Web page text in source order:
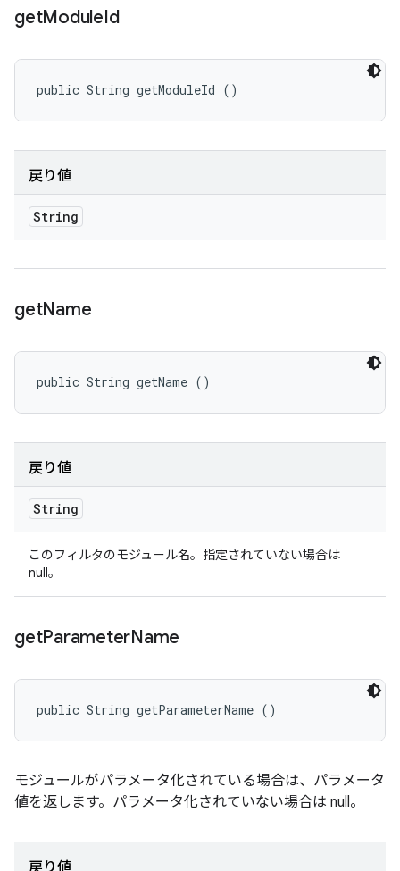
getModuleId
public String getModuleId ()
戻り値
String
getName
public String getName ()
戻り値
String
このフィルタのモジュール名。指定されていない場合は
null。
getParameterName
public String getParameterName ()
モジュールがパラメータ化されている場合は、パラメータ
値を返します。パラメータ化されていない場合は null。
戻り値